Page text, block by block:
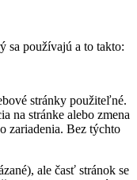
sa používajú a to takto:
stránky použiteľné.
na stránke alebo zmena
zariadenia. Bez týchto
ale časť stránok se